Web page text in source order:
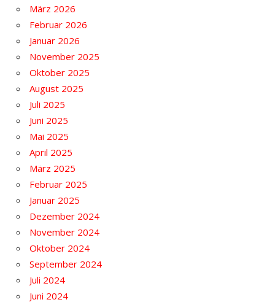
März 2026
Februar 2026
Januar 2026
November 2025
Oktober 2025
August 2025
Juli 2025
Juni 2025
Mai 2025
April 2025
März 2025
Februar 2025
Januar 2025
Dezember 2024
November 2024
Oktober 2024
September 2024
Juli 2024
Juni 2024